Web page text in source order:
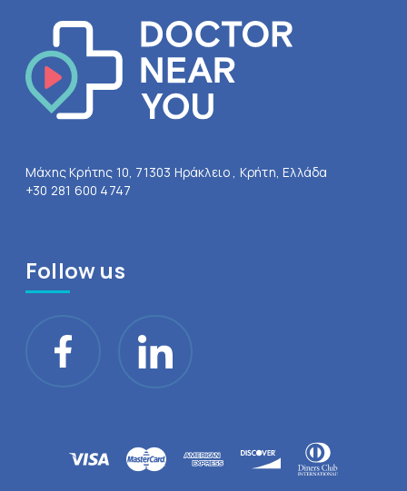
Μάχης Κρήτης 10, 71303 Ηράκλειο , Κρήτη, Ελλάδα
+30 281 600 4747
Follow us